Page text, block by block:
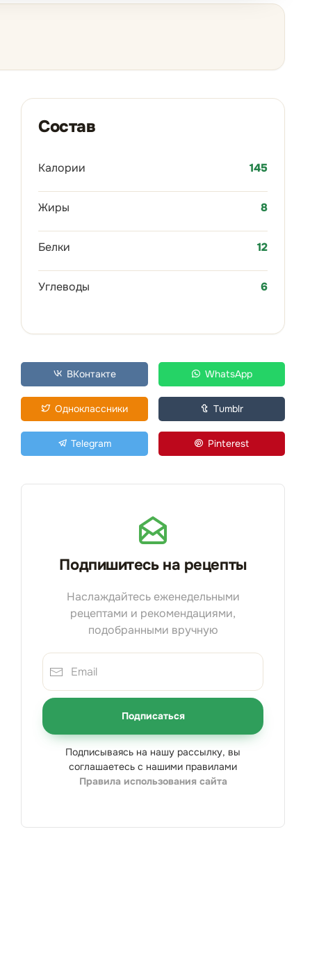
Состав
Калории 145
Жиры 8
Белки 12
Углеводы 6
ВКонтакте WhatsApp
Одноклассники Tumblr
Telegram Pinterest
Подпишитесь на рецепты
Наслаждайтесь еженедельными
рецептами и рекомендациями,
подобранными вручную
Подписаться
Подписываясь на нашу рассылку, вы
соглашаетесь с нашими правилами
Правила использования сайта